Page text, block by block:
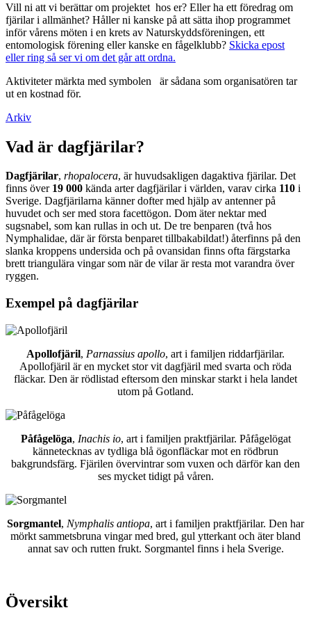
Vill ni att vi berättar om projektet hos er? Eller ha ett föredrag om
fjärilar i allmänhet? Håller ni kanske på att sätta ihop programmet
inför vårens möten i en krets av Naturskyddsföreningen, ett
entomologisk förening eller kanske en fågelklubb? Skicka epost
eller ring så ser vi om det går att ordna.
Aktiviteter märkta med symbolen
är sådana som organisatören tar
ut en kostnad för.
Arkiv
Vad är dagfjärilar?
Dagfjärilar, rhopalocera, är huvudsakligen dagaktiva fjärilar. Det
finns över 19 000 kända arter dagfjärilar i världen, varav cirka 110 i
Sverige. Dagfjärilarna känner dofter med hjälp av antenner på
huvudet och ser med stora facettögon. Dom äter nektar med
sugsnabel, som kan rullas in och ut. De tre benparen (två hos
Nymphalidae, där är första benparet tillbakabildat!) återfinns på den
slanka kroppens undersida och på ovansidan finns ofta färgstarka
brett triangulära vingar som när de vilar är resta mot varandra över
ryggen.
Exempel på dagfjärilar
Apollofjäril, Parnassius apollo, art i familjen riddarfjärilar.
Apollofjäril är en mycket stor vit dagfjäril med svarta och röda
fläckar. Den är rödlistad eftersom den minskar starkt i hela landet
utom på Gotland.
Påfågelöga, Inachis io, art i familjen praktfjärilar. Påfågelögat
kännetecknas av tydliga blå ögonfläckar mot en rödbrun
bakgrundsfärg. Fjärilen övervintrar som vuxen och därför kan den
ses mycket tidigt på våren.
Sorgmantel, Nymphalis antiopa, art i familjen praktfjärilar. Den har
mörkt sammetsbruna vingar med bred, gul ytterkant och äter bland
annat sav och rutten frukt. Sorgmantel finns i hela Sverige.
Översikt